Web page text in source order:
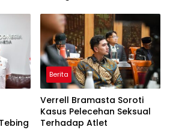
Mutlak
Berita
Verrell Bramasta Soroti
Kasus Pelecehan Seksual
Terhadap Atlet